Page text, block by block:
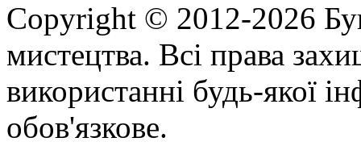
Copyright © 2012-2026
мистецтва. Всі права
використанні будь-якої
обов'язкове.